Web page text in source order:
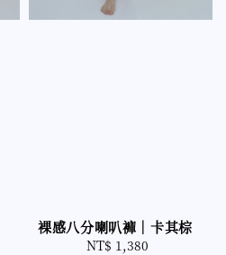
裸感八分喇叭褲｜卡其棕
Regular
NT$ 1,380